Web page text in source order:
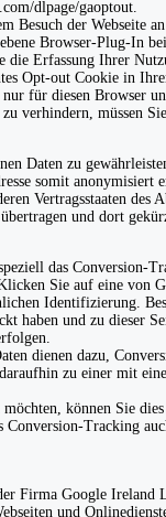
dlpage/gaoptout.
Besuch der Webseite
Browser-Plug-In
die Erfassung Ihrer
Opt-out Cookie in
für diesen Browser
verhindern, müssen
Daten zu
somit
Vertragsstaaten
und dort
das
Sie auf eine von
Identifizierung.
haben und zu dieser
dienen dazu,
zu einer mit
können Sie
Tracking
Firma Google
und